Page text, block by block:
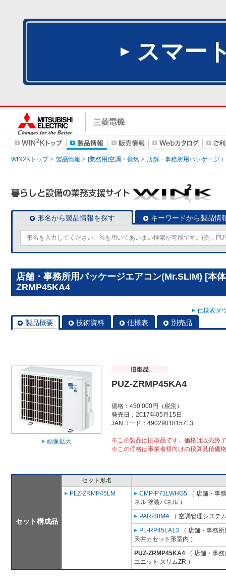
スマー
WIN2Kトップ 製品情報 [業務用]空調・換気 店舗・事務所用パッケージ
形名から製品情報を探す キーワードから製品情
店舗・事務所用パッケージエアコン(Mr.SLIM) [本
ZRMP45KA4
仕様表ダ
製品概要 技術資料 仕様表 別売品
画像拡大
PUZ-ZRMP45KA4
価格：450,000円（税別）
発売日：2017年05月15日
JANコード：4902901815713
※この製品は旧型品です。価格は販売終
※この価格は事業者様向けの積算見積価
セット構成品
セット形名
PLZ-ZRMP45LM
CMP-P71LWHG5 （ 店舗・事
ネル 塗装パネル ）
PAR-38MA （ 空調管理システ
PL-RP45LA13 （ 店舗・事務
天井カセット形室内 ）
PUZ-ZRMP45KA4 （ 店舗・事
ユニット スリムZR ）